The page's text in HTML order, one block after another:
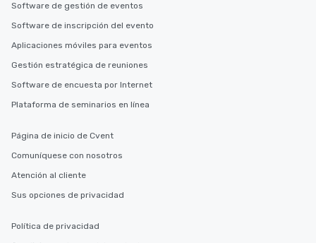
Software de gestión de eventos
Software de inscripción del evento
Aplicaciones móviles para eventos
Gestión estratégica de reuniones
Software de encuesta por Internet
Plataforma de seminarios en línea
Página de inicio de Cvent
Comuníquese con nosotros
Atención al cliente
Sus opciones de privacidad
Política de privacidad